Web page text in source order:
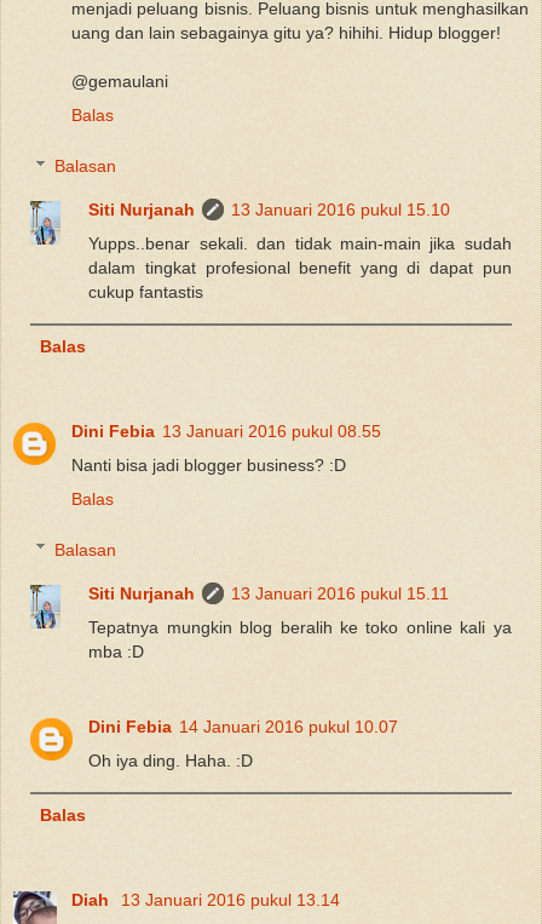
menjadi peluang bisnis. Peluang bisnis untuk menghasilkan
uang dan lain sebagainya gitu ya? hihihi. Hidup blogger!
@gemaulani
Balas
Balasan
Siti Nurjanah
13 Januari 2016 pukul 15.10
Yupps..benar sekali. dan tidak main-main jika sudah
dalam tingkat profesional benefit yang di dapat pun
cukup fantastis
Balas
Dini Febia 13 Januari 2016 pukul 08.55
Nanti bisa jadi blogger business? :D
Balas
Balasan
Siti Nurjanah
13 Januari 2016 pukul 15.11
Tepatnya mungkin blog beralih ke toko online kali ya
mba :D
Dini Febia 14 Januari 2016 pukul 10.07
Oh iya ding. Haha. :D
Balas
Diah
13 Januari 2016 pukul 13.14